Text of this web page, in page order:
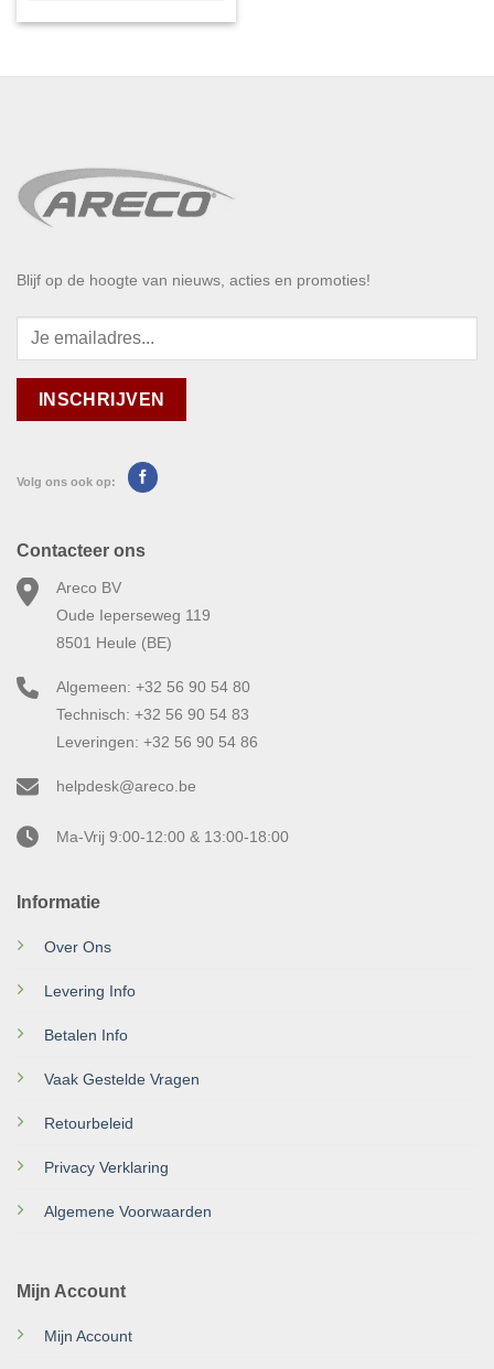
Blijf op de hoogte van nieuws, acties en promoties!
Volg ons ook op:
Informatie
Over Ons
Levering Info
Betalen Info
Vaak Gestelde Vragen
Retourbeleid
Privacy Verklaring
Algemene Voorwaarden
Mijn Account
Mijn Account
Contacteer ons
Areco BV
Oude Ieperseweg 119
8501 Heule (BE)
Algemeen: +32 56 90 54 80
Technisch: +32 56 90 54 83
Leveringen: +32 56 90 54 86
helpdesk@areco.be
Ma-Vrij 9:00-12:00 & 13:00-18:00